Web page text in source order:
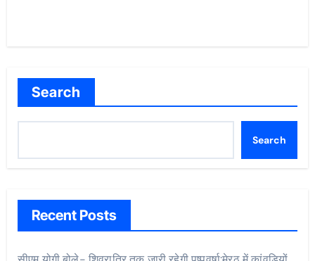
Search
Search
Recent Posts